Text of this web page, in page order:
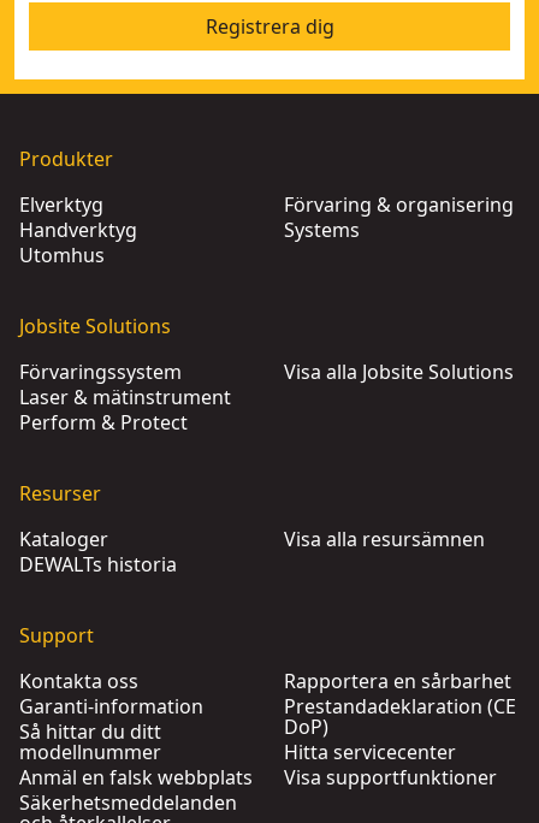
Registrera dig
Produkter
Elverktyg
Handverktyg
Utomhus
Förvaring & organisering
Systems
Jobsite Solutions
Förvaringssystem
Laser & mätinstrument
Perform & Protect
Visa alla Jobsite Solutions
Resurser
Kataloger
DEWALTs historia
Visa alla resursämnen
Support
Kontakta oss
Garanti-information
Så hittar du ditt
modellnummer
Anmäl en falsk webbplats
Säkerhetsmeddelanden
Rapportera en sårbarhet
Prestandadeklaration (CE
DoP)
Hitta servicecenter
Visa supportfunktioner